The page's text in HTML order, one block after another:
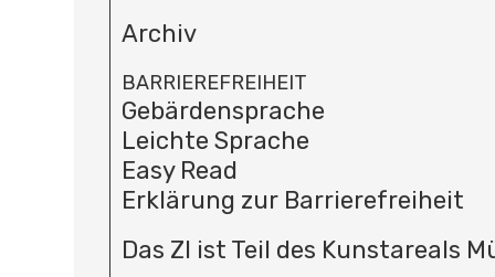
Archiv
BARRIEREFREIHEIT
Gebärdensprache
Leichte Sprache
Easy Read
Erklärung zur Barrierefreiheit
Das ZI ist Teil des Kunstareals